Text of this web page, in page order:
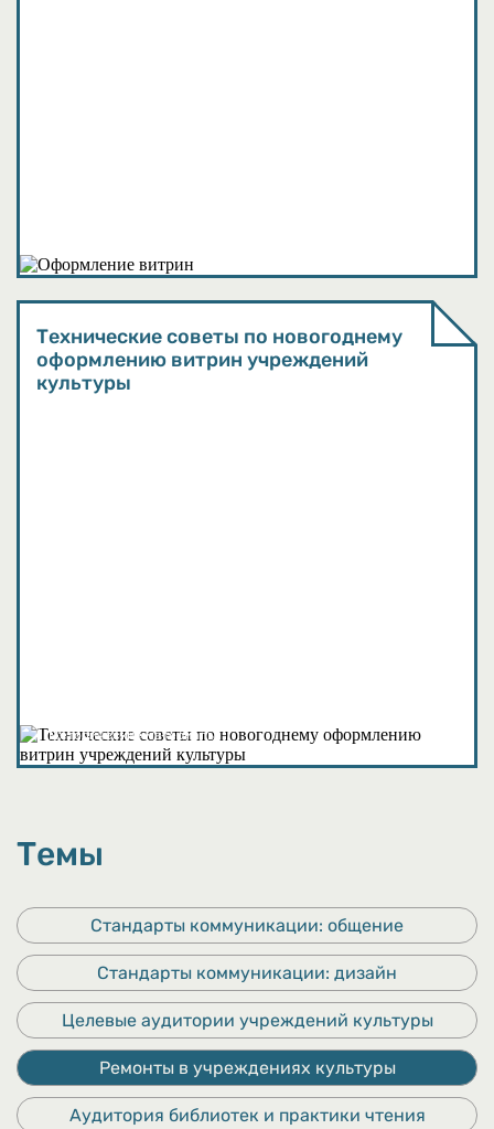
Технические советы по новогоднему
оформлению витрин учреждений
культуры
Методические материалы
Темы
Стандарты коммуникации: общение
Стандарты коммуникации: дизайн
Целевые аудитории учреждений культуры
Ремонты в учреждениях культуры
Аудитория библиотек и практики чтения